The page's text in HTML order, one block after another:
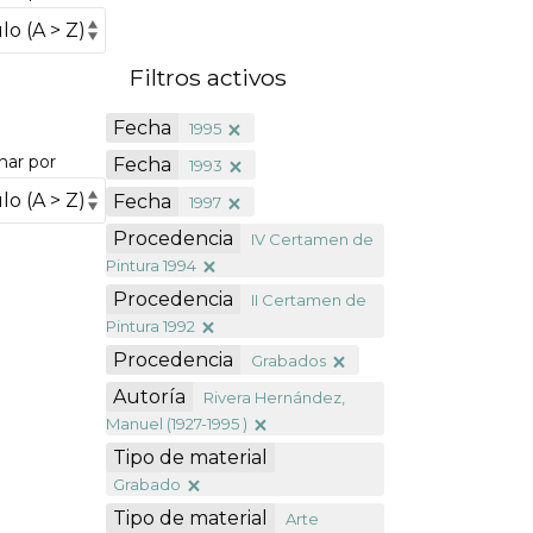
por
Filtros activos
Fecha 1995
Fecha 1993
Fecha 1997
Procedencia
IV Certamen de
Pintura 1994
Procedencia
II Certamen de
Pintura 1992
Procedencia Grabados
Autoría
Rivera Hernández,
Manuel (1927-1995 )
Tipo de material
Grabado
Tipo de material Arte